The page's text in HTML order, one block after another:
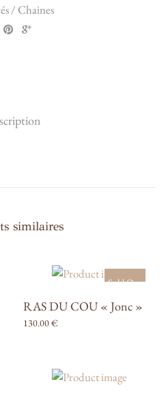
/ Chaines
similaires
Sold Out
RAS DU COU « Jonc »
130.00€